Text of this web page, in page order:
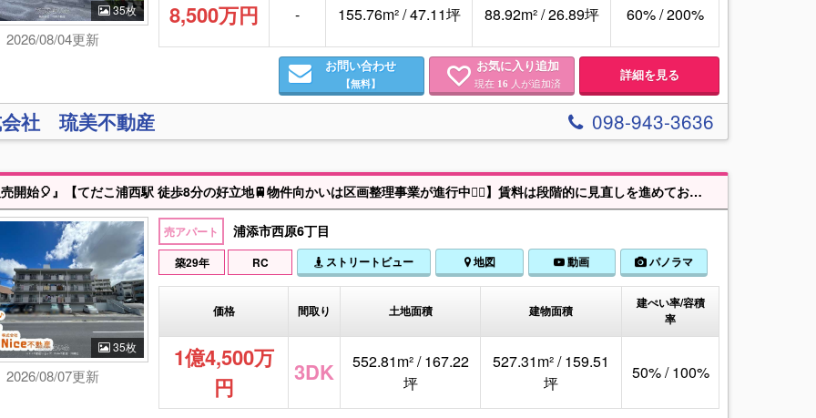
35枚
2026/08/04更新
8,500万円 - 155.76m² / 47.11坪 88.92m² / 26.89坪 60% / 200%
お問い合わせ
【無料】
お気に入り追加
現在 16 人が追加済 詳細を見る
社 琉美不動産 098-943-3636
『7/6販売開始🎈』【てだこ浦西駅 徒歩8分の好立地🚆物件向かいは区画整理事業が進行中👷‍♂️】賃料は段階的に見直しを進めております⤴️満室時収益目安及び表面利回りについては備考欄へ【☎がなは】
35枚
2026/08/07更新
売アパート 浦添市西原6丁目
築29年 RC ストリートビュー 地図 動画 パノラマ
価格 間取り 土地面積 建物面積
建ぺい率/容積
率
1億4,500万
円
3DK
552.81m² / 167.22
坪
527.31m² / 159.51
坪
50% / 100%